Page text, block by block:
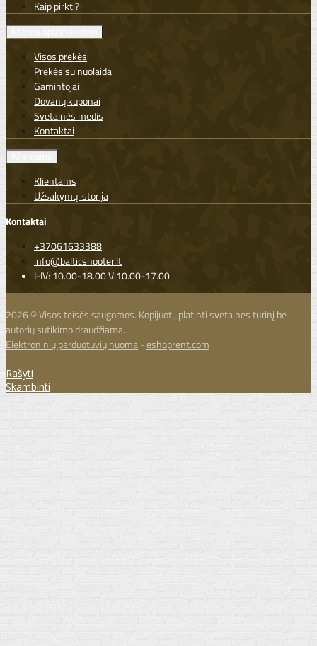
Kaip pirkti?
Visos prekės
Prekės su nuolaida
Gamintojai
Dovanų kuponai
Svetainės medis
Kontaktai
Klientams
Užsakymų istorija
Kontaktai
+37061633388
info@balticshooter.lt
I-IV: 10.00-18.00 V:10.00-17.00
2026 © Visos teisės saugomos. Kopijuoti, platinti svetainės turinį be
autorių sutikimo draudžiama.
Elektroninių parduotuvių nuoma-eshoprent.com
Rašyti
Skambinti